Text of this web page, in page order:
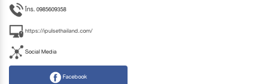
โทร. 0985609358
https://ipulsethailand.com/
Social Media
Facebook